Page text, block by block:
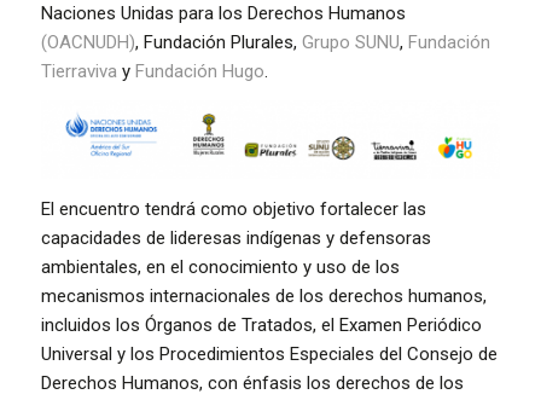
Naciones Unidas para los Derechos Humanos
(OACNUDH), Fundación Plurales, Grupo SUNU, Fundación
Tierraviva y Fundación Hugo
El encuentro tendrá como objetivo fortalecer las
capacidades de lideresas indígenas y defensoras
ambientales, en el conocimiento y uso de los
mecanismos internacionales de los derechos humanos,
incluidos los Órganos de Tratados, el Examen Periódico
Universal y los Procedimientos Especiales del Consejo de
Derechos Humanos, con énfasis los derechos de los